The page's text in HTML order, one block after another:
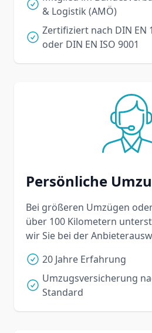
& Logistik (AMÖ)
Zertifiziert nach DIN EN
oder DIN EN ISO 9001
Persönliche
Bei größeren Umzügen
über 100 Kilometern
wir Sie bei der
20 Jahre Erfahrung
Umzugsversicherung
Standard